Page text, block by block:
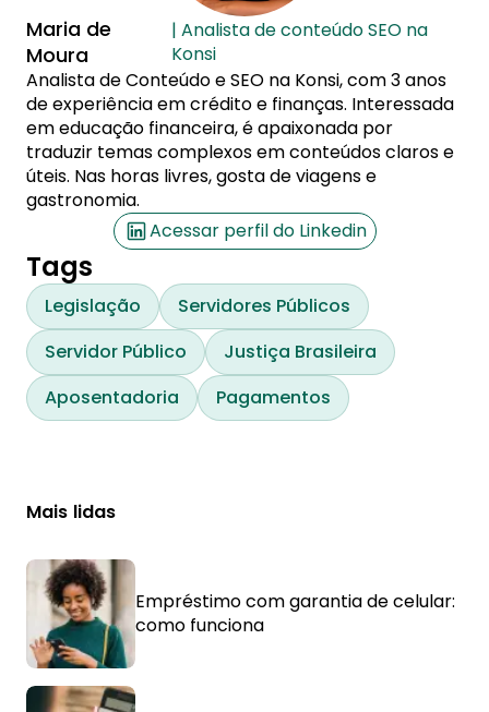
Maria de
Moura
| Analista de conteúdo SEO na
Konsi
Analista de Conteúdo e SEO na Konsi, com 3 anos
de experiência em crédito e finanças. Interessada
em educação financeira, é apaixonada por
traduzir temas complexos em conteúdos claros e
úteis. Nas horas livres, gosta de viagens e
gastronomia.
Acessar perfil do Linkedin
Tags
Legislação
Servidores Públicos
Servidor Público
Justiça Brasileira
Aposentadoria
Pagamentos
Mais lidas
Empréstimo com garantia de celular:
como funciona